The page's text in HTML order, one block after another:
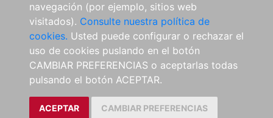
navegación (por ejemplo, sitios web
visitados). Consulte nuestra política de
cookies. Usted puede configurar o rechazar el
uso de cookies puslando en el botón
CAMBIAR PREFERENCIAS o aceptarlas todas
pulsando el botón ACEPTAR.
ACEPTAR CAMBIAR PREFERENCIAS